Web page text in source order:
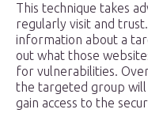
This technique takes
regularly visit and
information about a
out what those
for vulnerabilities.
the targeted group
gain access to the